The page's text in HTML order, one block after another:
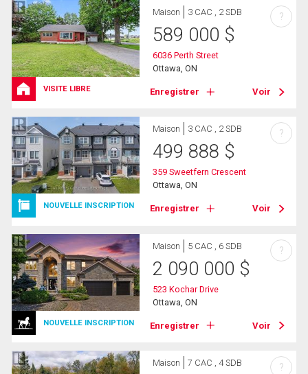
VISITE LIBRE
Maison 3 CAC , 2 SDB
589 000 $
6036 Perth Street
Ottawa, ON
Enregistrer Voir
?
NOUVELLE INSCRIPTION
Maison 3 CAC , 2 SDB
499 888 $
359 Sweetfern Crescent
Ottawa, ON
Enregistrer Voir
?
NOUVELLE INSCRIPTION
Maison 5 CAC , 6 SDB
2 090 000 $
523 Kochar Drive
Ottawa, ON
Enregistrer Voir
?
Maison 7 CAC , 4 SDB ?